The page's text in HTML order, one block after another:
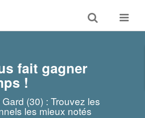
Toggle
search
Toggle
fait gagner
!
(30) : Trouvez les
les mieux notés